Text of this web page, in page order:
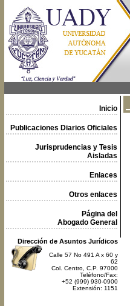
Inicio
Publicaciones Diarios Oficiales
Jurisprudencias y Tesis
Aisladas
Enlaces
Otros enlaces
Página del
Abogado General
Dirección de Asuntos Jurídicos
Calle 57 No 491 A x 60 y
62
Col. Centro, C.P. 97000
Teléfono/Fax:
+52 (999) 930-0900
Extensión: 1151